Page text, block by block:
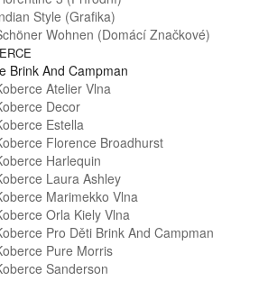
Style (grafika)
Wohnen (domácí Značkové)
Brink And Campman
Atelier Vlna
Decor
Estella
Florence Broadhurst
Harlequin
Laura Ashley
Marimekko Vlna
Orla Kiely Vlna
Pro Děti Brink And Campman
Pure Morris
Sanderson